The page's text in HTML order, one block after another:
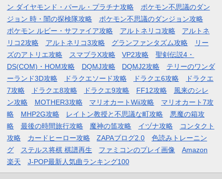
ン ダイヤモンド・パール・プラチナ攻略
ポケモン不思議のダン
ジョン 時・闇の探検隊攻略
ポケモン不思議のダンジョン攻略
ポケモン ルビー・サファイア攻略
アルトネリコ攻略
アルトネ
リコ2攻略
アルトネリコ3攻略 グランファンタズム攻略
リー
ズのアトリエ攻略
スマブラX攻略 VP2攻略
聖剣伝説4・
DS(COM)・HOM攻略
DQMJ攻略 DQMJ2攻略
テリーのワンダ
ーランド3D攻略
ドラクエソード攻略 ドラクエ6攻略
ドラクエ
7攻略
ドラクエ8攻略 ドラクエ9攻略 FF12攻略
風来のシレ
ン攻略
MOTHER3攻略 マリオカートWii攻略
マリオカート7攻
略
MHP2G攻略 レイトン教授と不思議な町攻略
悪魔の箱攻
略
最後の時間旅行攻略 魔神の笛攻略 イヅナ攻略
コンタクト
攻略
カードヒーロー攻略 ZAPAブログ2.0
色読みトレーニン
グ
ステルス将棋 棋譜再生 ファミコンのプレイ画像
Amazon
楽天
J-POP最新人気曲ランキング100